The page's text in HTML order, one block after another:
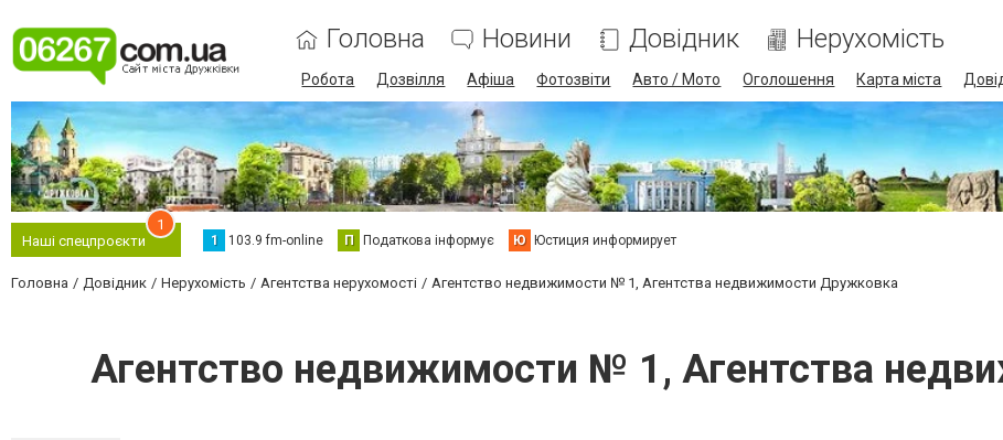
Головна Новини Довідник Нерухомість
Робота Дозвілля Афіша Фотозвіти Авто / Мото Оголошення Карта міста
Наші спецпроєкти
1
1 103.9 fm-online П Податкова інформує Ю Юстиция информирует
Головна Довідник Нерухомість Агентства нерухомості Агентство недвижимости № 1, Агентства недвижимости Дружковка
Агентство недвижимости № 1, Агентства